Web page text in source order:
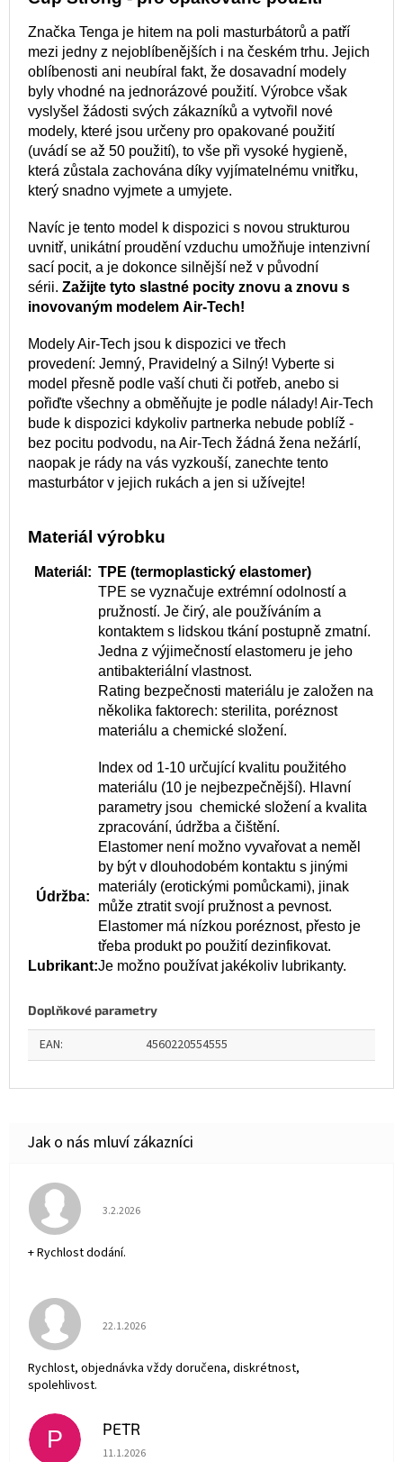
Značka Tenga je hitem na poli masturbátorů a patří
mezi jedny z nejoblíbenějších i na českém trhu. Jejich
oblíbenosti ani neubíral fakt, že dosavadní modely
byly vhodné na jednorázové použití. Výrobce však
vyslyšel žádosti svých zákazníků a vytvořil nové
modely, které jsou určeny pro opakované použití
(uvádí se až 50 použití), to vše při vysoké hygieně,
která zůstala zachována díky vyjímatelnému vnitřku,
který snadno vyjmete a umyjete.
Navíc je tento model k dispozici s novou strukturou
uvnitř, unikátní proudění vzduchu umožňuje intenzivní
sací pocit, a je dokonce silnější než v původní
sérii. Zažijte tyto slastné pocity znovu a znovu s
inovovaným modelem Air-Tech!
Modely Air-Tech jsou k dispozici ve třech
provedení: Jemný, Pravidelný a Silný! Vyberte si
model přesně podle vaší chuti či potřeb, anebo si
pořiďte všechny a obměňujte je podle nálady! Air-Tech
bude k dispozici kdykoliv partnerka nebude poblíž -
bez pocitu podvodu, na Air-Tech žádná žena nežárlí,
naopak je rády na vás vyzkouší, zanechte tento
masturbátor v jejich rukách a jen si užívejte!
Materiál výrobku
Materiál: TPE (termoplastický elastomer)
TPE se vyznačuje extrémní odolností a
pružností. Je čirý, ale používáním a
kontaktem s lidskou tkání postupně zmatní.
Jedna z výjimečností elastomeru je jeho
antibakteriální vlastnost.
Rating bezpečnosti materiálu je založen na
několika faktorech: sterilita, poréznost
materiálu a chemické složení.
Index od 1-10 určující kvalitu použitého
materiálu (10 je nejbezpečnější). Hlavní
parametry jsou chemické složení a kvalita
zpracování, údržba a čištění.
Údržba:
Elastomer není možno vyvařovat a neměl
by být v dlouhodobém kontaktu s jinými
materiály (erotickými pomůckami), jinak
může ztratit svojí pružnost a pevnost.
Elastomer má nízkou poréznost, přesto je
třeba produkt po použití dezinfikovat.
Lubrikant:Je možno používat jakékoliv lubrikanty.
Doplňkové parametry
EAN: 4560220554555
Hodnocení obchodu je 5 z 5 hvězdiček.
3.2.2026
+ Rychlost dodání.
Hodnocení obchodu je 5 z 5 hvězdiček.
22.1.2026
Rychlost, objednávka vždy doručena, diskrétnost,
spolehlivost.
P PETR
Hodnocení obchodu je 5 z 5 hvězdiček.
11.1.2026